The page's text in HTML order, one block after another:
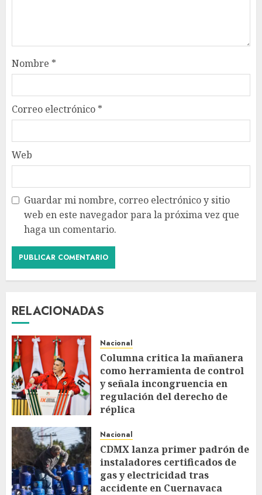
Nombre *
Correo electrónico *
Web
Guardar mi nombre, correo electrónico y sitio
web en este navegador para la próxima vez que
haga un comentario.
RELACIONADAS
Nacional
Columna critica la mañanera
como herramienta de control
y señala incongruencia en
regulación del derecho de
réplica
Nacional
CDMX lanza primer padrón de
instaladores certificados de
gas y electricidad tras
accidente en Cuernavaca